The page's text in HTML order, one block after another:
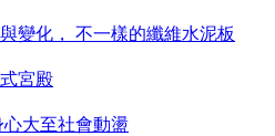
變化， 不一樣的纖維水泥板
宮殿
大至社會動盪